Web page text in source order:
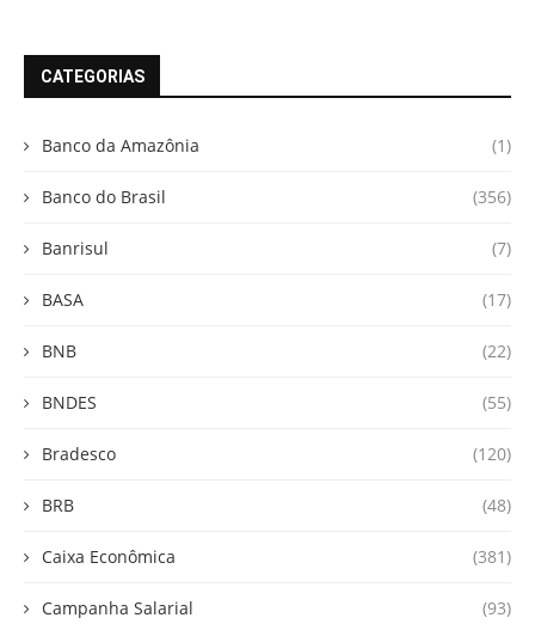
CATEGORIAS
Banco da Amazônia (1)
Banco do Brasil (356)
Banrisul (7)
BASA (17)
BNB (22)
BNDES (55)
Bradesco (120)
BRB (48)
Caixa Econômica (381)
Campanha Salarial (93)